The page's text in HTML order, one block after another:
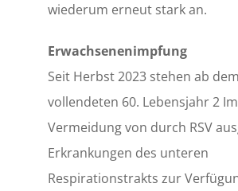
wiederum erneut stark an.
Erwachsenenimpfung
Seit Herbst 2023 stehen ab dem
vollendeten 60. Lebensjahr 2
Vermeidung von durch RSV
Erkrankungen des unteren
Respirationstrakts zur